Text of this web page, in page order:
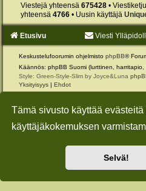
Tämä sivusto käyttää evästeitä
käyttäjäkokemuksen
Selvä!
Viestejä yhteensä 675428 •
yhteensä 4766 • Uusin käyttäjä
Etusivu Viesti
Keskustelufoorumin ohjelmisto phpBB®
Käännös: phpBB Suomi (lurttinen, harritapio,
Style: Green-Style-Slim by Joyce&Luna
Yksityisyys | Ehdot